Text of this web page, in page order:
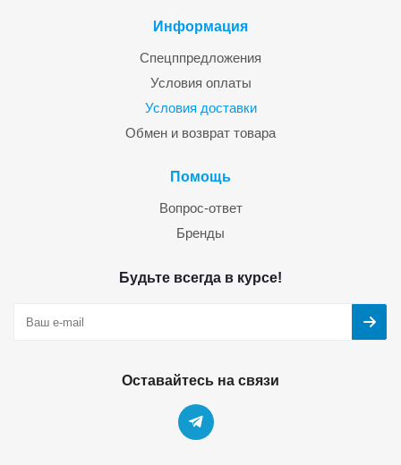
Информация
Спецппредложения
Условия оплаты
Условия доставки
Обмен и возврат товара
Помощь
Вопрос-ответ
Бренды
Будьте всегда в курсе!
Оставайтесь на связи